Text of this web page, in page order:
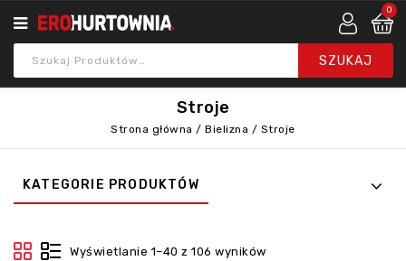
0
Stroje
Strona główna /Bielizna / Stroje
KATEGORIE PRODUKTÓW
Wyświetlanie 1–40 z 106 wyników